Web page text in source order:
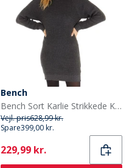
Bench
Bench Sort Karlie Strikkede Kjole Sort Melange
Vejl. pris628,99 kr.
Spare399,00 kr.
Current
229,99 kr.